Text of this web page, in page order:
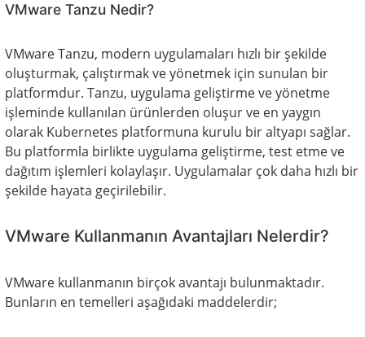
VMware Tanzu Nedir?
VMware Tanzu, modern uygulamaları hızlı bir şekilde
oluşturmak, çalıştırmak ve yönetmek için sunulan bir
platformdur. Tanzu, uygulama geliştirme ve yönetme
işleminde kullanılan ürünlerden oluşur ve en yaygın
olarak Kubernetes platformuna kurulu bir altyapı sağlar.
Bu platformla birlikte uygulama geliştirme, test etme ve
dağıtım işlemleri kolaylaşır. Uygulamalar çok daha hızlı bir
şekilde hayata geçirilebilir.
VMware Kullanmanın Avantajları Nelerdir?
VMware kullanmanın birçok avantajı bulunmaktadır.
Bunların en temelleri aşağıdaki maddelerdir;